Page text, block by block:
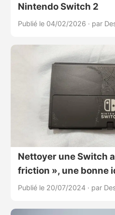
Nintendo Switch 2
Publié le 04/02/2026 · par
Nettoyer une Switch
friction », une bonne
Publié le 20/07/2024 · par